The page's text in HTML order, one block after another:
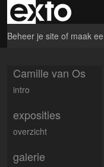
Beheer je site of maak
Camille van Os
intro
exposities
overzicht
galerie